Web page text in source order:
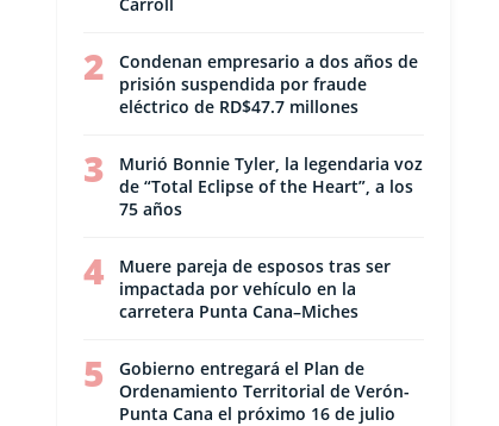
2
Condenan empresario a dos años de
prisión suspendida por fraude
eléctrico de RD$47.7 millones
3
Murió Bonnie Tyler, la legendaria voz
de “Total Eclipse of the Heart”, a los
75 años
4
Muere pareja de esposos tras ser
impactada por vehículo en la
carretera Punta Cana–Miches
5
Gobierno entregará el Plan de
Ordenamiento Territorial de Verón-
Punta Cana el próximo 16 de julio